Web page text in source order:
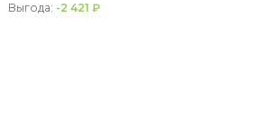
Выгода: -2 421 ₽